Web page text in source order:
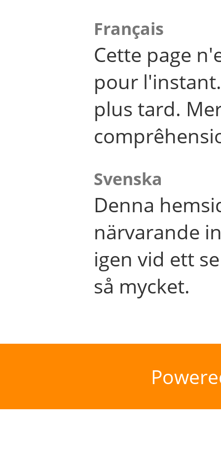
Français
Cette page
pour
plus tard.
Svenska
Denna
närvarande
igen vid ett
så mycket.